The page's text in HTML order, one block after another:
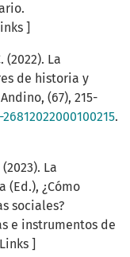
]
(2022). La
de historia y
(67), 215-
.
La
(Ed.), ¿Cómo
sociales?
e instrumentos de
]